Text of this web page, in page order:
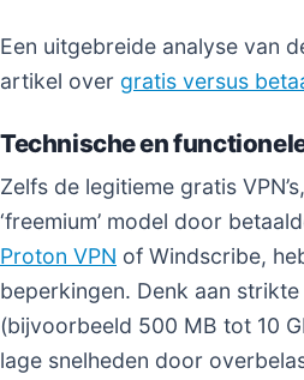
Een uitgebreide analyse van
artikel over gratis versus
Technische en
Zelfs de legitieme gratis
‘freemium’ model door
Proton VPN of Windscribe,
beperkingen. Denk aan
(bijvoorbeeld 500 MB tot 10
lage snelheden door